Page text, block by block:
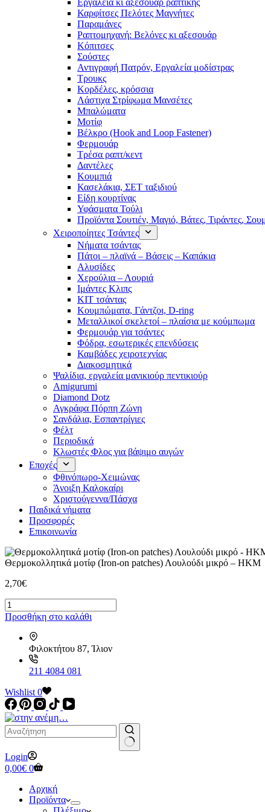
Εργαλεία κι αξεσουάρ ραπτικής
Καρφίτσες Πελότες Μαγνήτες
Παραμάνες
Ραπτομηχανή: Βελόνες κι αξεσουάρ
Κόπιτσες
Σούστες
Αντιγραφή Πατρόν, Εργαλεία μοδίστρας
Τρουκς
Κορδέλες, κρόσσια
Λάστιχα Στρίφωμα Μανσέτες
Μπαλώματα
Mοτίφ
Βέλκρο (Hook and Loop Fastener)
Φερμουάρ
Τρέσα ραπτ/κεντ
Δαντέλες
Κουμπιά
Κασελάκια, ΣΕΤ ταξιδιού
Είδη κουρτίνας
Υφάσματα Τούλι
Προϊόντα Σουτιέν, Μαγιό, Βάτες, Τιράντες,
Χειροποίητες Τσάντες
Νήματα τσάντας
Πάτοι – πλαϊνά – Βάσεις – Καπάκια
Αλυσίδες
Χερούλια – Λουριά
Ιμάντες Κλιπς
ΚΙΤ τσάντας
Κουμπώματα, Γάντζοι, D-ring
Μεταλλικοί σκελετοί – πλαίσια με κούμπωμα
Φερμουάρ για τσάντες
Φόδρα, εσωτερικές επενδύσεις
Καμβάδες χειροτεχνίας
Διακοσμητικά
Ψαλίδια, εργαλεία μανικιούρ πεντικιούρ
Amigurumi
Diamond Dotz
Αγκράφα Πόρπη Ζώνη
Σανδάλια, Εσπαντρίγιες
Φέλτ
Περιοδικά
Κλωστές Φλος για βάψιμο αυγών
Εποχές
Φθινόπωρο-Χειμώνας
Άνοιξη Καλοκαίρι
Χριστούγεννα/Πάσχα
Παιδικά νήματα
Προσφορές
Επικοινωνία
Θερμοκολλητικά μοτίφ (Iron-on patches) Λουλούδι μικρό – ΗΚΜ
2,70€
Θερμοκολλητικά
μοτίφ
(Iron-
patches)
Λουλούδι
ΗΚΜ
ποσότητα
Προσθήκη στο καλάθι
Φιλοκτήτου 87, Ίλιον
211 4084 081
Wishlist 0
No
results
Login
Καλάθι
0,00€ 0
Αρχική
Προϊόντα